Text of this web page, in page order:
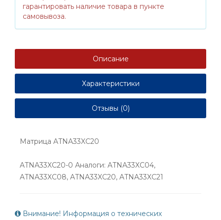
гарантировать наличие товара в пункте
самовывоза.
Описание
Характеристики
Отзывы (0)
Матрица ATNA33XC20
ATNA33XC20-0 Аналоги: ATNA33XC04,
ATNA33XC08, ATNA33XC20, ATNA33XC21
Внимание! Информация о технических